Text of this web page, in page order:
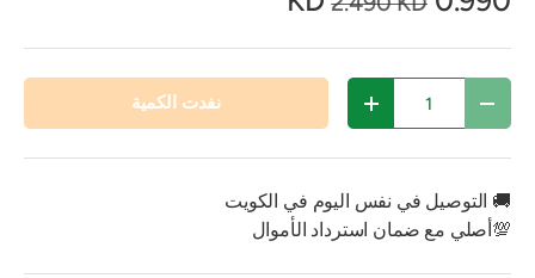
تقليل الكمية زيادة الكمية نفدت الكمية
🚚 التوصيل في نفس اليوم في الكويت
💯أصلي مع ضمان استرداد الأموال